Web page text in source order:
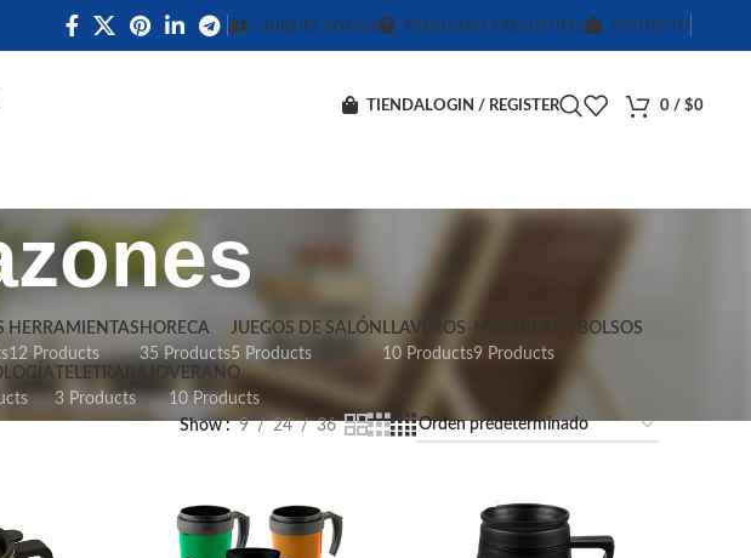
QUIENES SOMOS PREGUNTAS FRECUENTES CONTACTO
TIENDA LOGIN / REGISTER 0 / $0
HERRAMIENTAS
12 Products
HORECA
35 Products
JUEGOS DE SALÓN
5 Products
LLAVEROS
10 Products
MOCHILAS Y BOLSOS
9 Products
TELETRABAJO
3 Products
VERANO
10 Products
Show 9 24 36